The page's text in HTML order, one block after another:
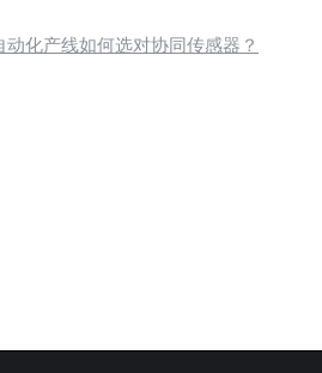
化产线如何选对协同传感器？